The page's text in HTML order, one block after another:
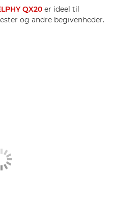
QX20 er ideel til
og andre begivenheder.